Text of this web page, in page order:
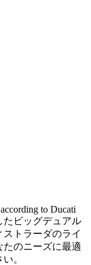
to Ducati
たビッグデュアル
トラーダのライ
たのニーズに最適
。